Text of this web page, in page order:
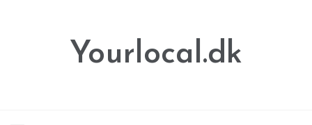
Yourlocal.dk